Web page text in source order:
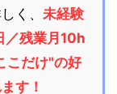
く、 未経験
／残業月10h
こだけ"の好
す！